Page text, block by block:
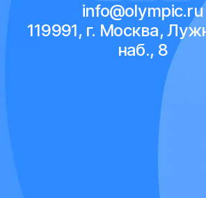
info@olympic.ru
119991, г. Москва,
наб., 8